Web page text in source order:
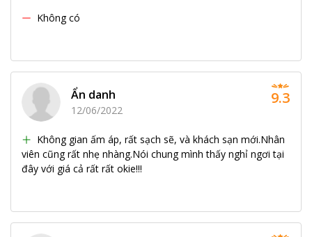
Không có
Ẩn danh
12/06/2022
Không gian ấm áp, rất sạch sẽ, và khách sạn mới.Nhân
viên cũng rất nhẹ nhàng.Nói chung mình thấy nghỉ ngơi tại
đây với giá cả rất rất okie!!!
9.3